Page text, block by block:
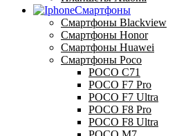
Смартфоны
Смартфоны Blackview
Смартфоны Honor
Смартфоны Huawei
Смартфоны Poco
POCO C71
POCO F7 Pro
POCO F7 Ultra
POCO F8 Pro
POCO F8 Ultra